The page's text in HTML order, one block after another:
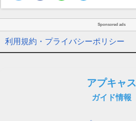
Sponsored ads
利用規約・プライバシーポリシー
アプキャス
ガイド情報